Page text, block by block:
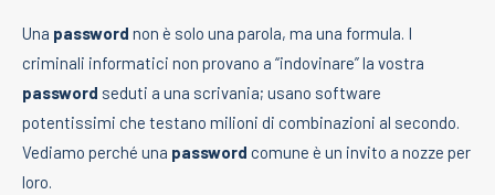
Una password non è solo una parola, ma una formula. I
criminali informatici non provano a “indovinare” la vostra
password seduti a una scrivania; usano software
potentissimi che testano milioni di combinazioni al secondo.
Vediamo perché una password comune è un invito a nozze per
loro.